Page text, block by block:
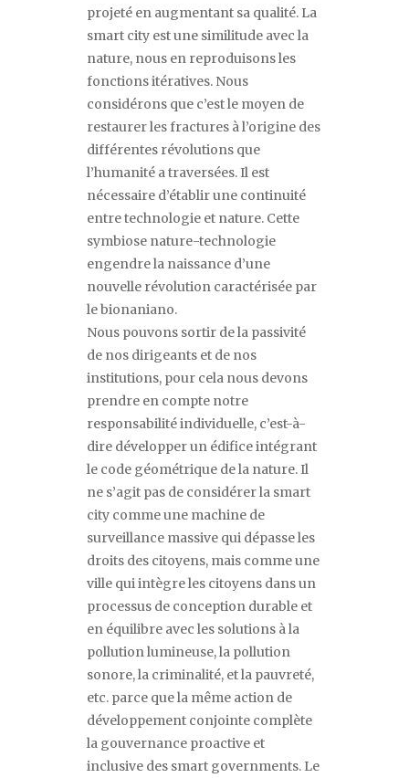
projeté en augmentant sa qualité. La
smart city est une similitude avec la
nature, nous en reproduisons les
fonctions itératives. Nous
considérons que c’est le moyen de
restaurer les fractures à l’origine des
différentes révolutions que
l’humanité a traversées. Il est
nécessaire d’établir une continuité
entre technologie et nature. Cette
symbiose nature-technologie
engendre la naissance d’une
nouvelle révolution caractérisée par
le bionaniano.
Nous pouvons sortir de la passivité
de nos dirigeants et de nos
institutions, pour cela nous devons
prendre en compte notre
responsabilité individuelle, c’est-à-
dire développer un édifice intégrant
le code géométrique de la nature. Il
ne s’agit pas de considérer la smart
city comme une machine de
surveillance massive qui dépasse les
droits des citoyens, mais comme une
ville qui intègre les citoyens dans un
processus de conception durable et
en équilibre avec les solutions à la
pollution lumineuse, la pollution
sonore, la criminalité, et la pauvreté,
etc. parce que la même action de
développement conjointe complète
la gouvernance proactive et
inclusive des smart governments. Le